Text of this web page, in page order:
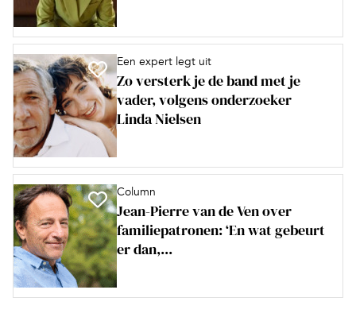
Een expert legt uit
Zo versterk je de band met je
vader, volgens onderzoeker
Linda Nielsen
Column
Jean-Pierre van de Ven over
familiepatronen: ‘En wat gebeurt
er dan,...